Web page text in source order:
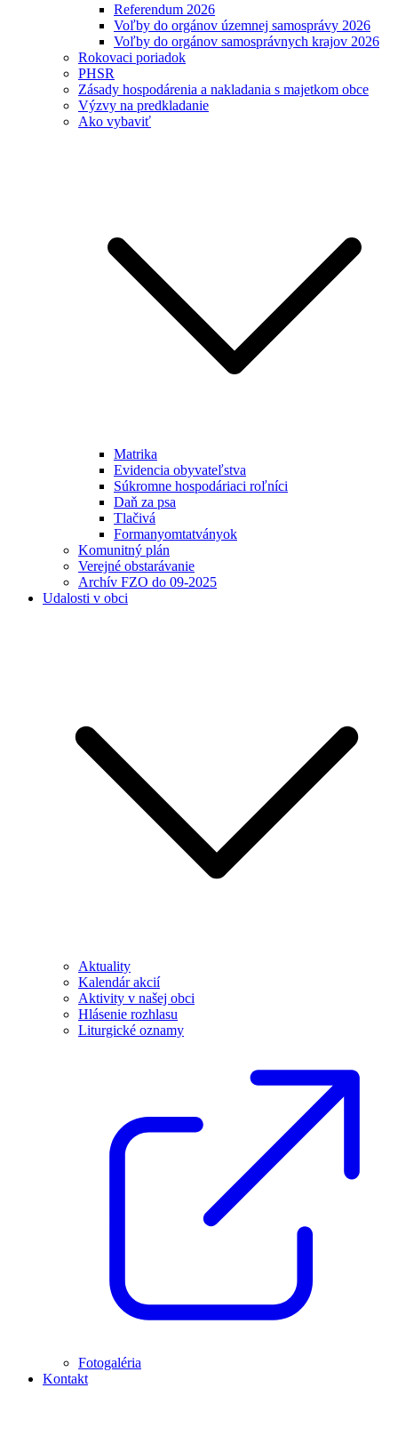
Referendum 2026
Voľby do orgánov územnej samosprávy 2026
Voľby do orgánov samosprávnych krajov 2026
Rokovaci poriadok
PHSR
Zásady hospodárenia a nakladania s majetkom obce
Výzvy na predkladanie
Ako vybaviť
Matrika
Evidencia obyvateľstva
Súkromne hospodáriaci roľníci
Daň za psa
Tlačivá
Formanyomtatványok
Komunitný plán
Verejné obstarávanie
Archív FZO do 09-2025
Udalosti v obci
Aktuality
Kalendár akcií
Aktivity v našej obci
Hlásenie rozhlasu
Liturgické oznamy
Fotogaléria
Kontakt